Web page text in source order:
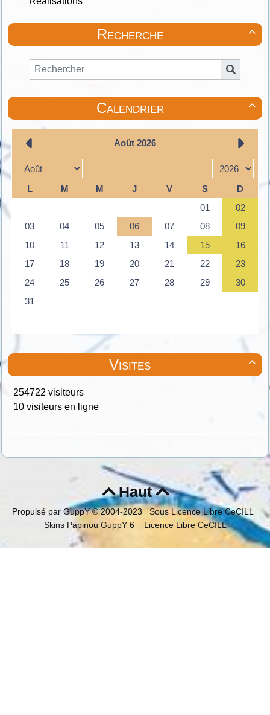

Recherche

Calendrier

Visites
254722 visiteurs
10 visiteurs en ligne
Haut
Propulsé par GuppY© 2004-2023
Sous Licence Libre CeCILL
Skins Papinou GuppY 6
Licence Libre CeCILL